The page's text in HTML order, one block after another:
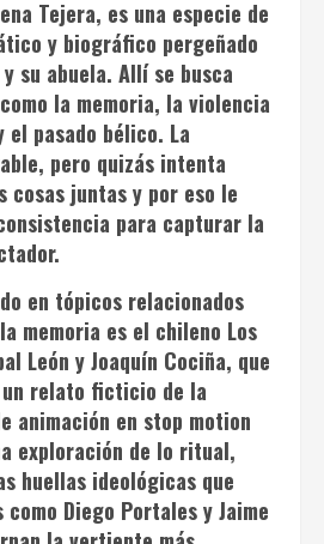
Tejera, es una especie de
y biográfico pergeñado
su abuela. Allí se busca
la memoria, la violencia
pasado bélico. La
pero quizás intenta
cosas juntas y por eso le
para capturar la
en tópicos relacionados
memoria es el chileno Los
León y Joaquín Cociña, que
un relato ficticio de la
animación en stop motion
exploración de lo ritual,
huellas ideológicas que
Diego Portales y Jaime